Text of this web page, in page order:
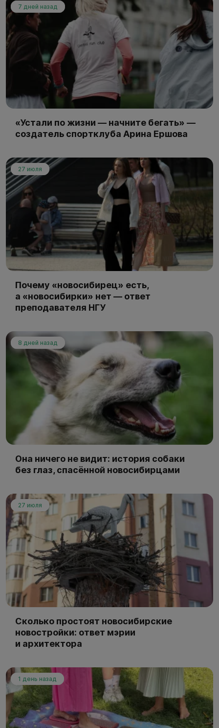
7 дней назад
«Устали по жизни — начните бегать» —
создатель спортклуба Арина Ершова
27 июля
Почему «новосибирец» есть,
а «новосибирки» нет — ответ
преподавателя НГУ
8 дней назад
Она ничего не видит: история собаки
без глаз, спасённой новосибирцами
27 июля
Сколько простоят новосибирские
новостройки: ответ мэрии
и архитектора
1 день назад